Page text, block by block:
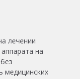
лечении
на
медицинских